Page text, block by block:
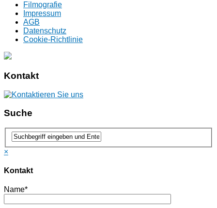
Filmografie
Impressum
AGB
Datenschutz
Cookie-Richtlinie
Kontakt
Suche
×
Kontakt
Name*